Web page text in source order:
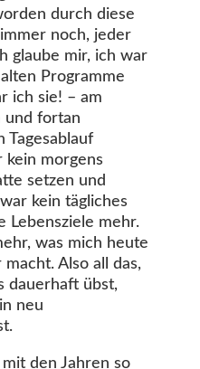
durch diese
noch, jeder
glaube mir, ich war
Programme
ich sie! – am
und fortan
Tagesablauf
kein morgens
setzen und
kein tägliches
Lebensziele mehr.
was mich heute
Also all das,
dauerhaft übst,
neu
den Jahren so